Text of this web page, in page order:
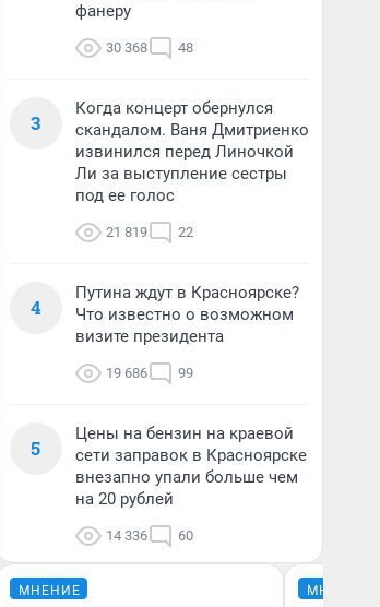
фанеру
30 368 48
3
Когда концерт обернулся
скандалом. Ваня Дмитриенко
извинился перед Линочкой
Ли за выступление сестры
под ее голос
21 819 22
4
Путина ждут в Красноярске?
Что известно о возможном
визите президента
19 686 99
5
Цены на бензин на краевой
сети заправок в Красноярске
внезапно упали больше чем
на 20 рублей
14 336 60
МНЕНИЕ МНЕНИЕ